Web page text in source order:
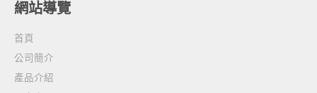
網站導覽
首頁
公司簡介
產品介紹